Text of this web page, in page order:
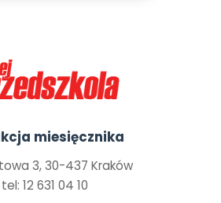
miesięcznika
3, 30-437 Kraków
tel: 12 631 04 10